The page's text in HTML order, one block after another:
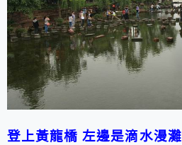
登上黃龍橋 左邊是滴水漫灘